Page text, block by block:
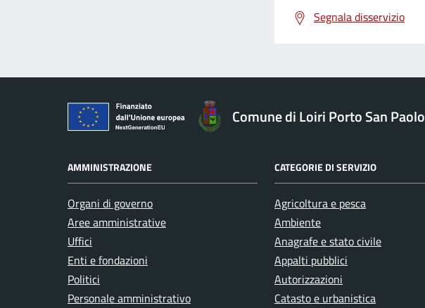
Segnala disservizio
Comune di Loiri Porto San Paolo
AMMINISTRAZIONE
Organi di governo
Aree amministrative
Uffici
Enti e fondazioni
Politici
Personale amministrativo
CATEGORIE DI SERVIZIO
Agricoltura e pesca
Ambiente
Anagrafe e stato civile
Appalti pubblici
Autorizzazioni
Catasto e urbanistica